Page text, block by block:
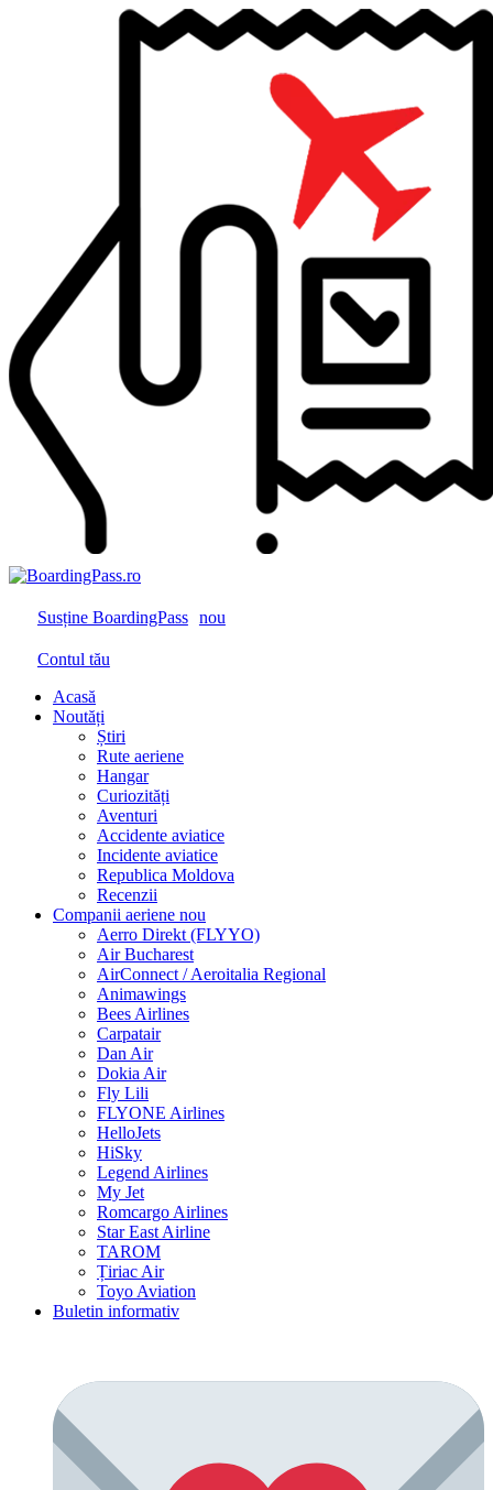
Susține BoardingPass nou
Contul tău
Acasă
Noutăți
Știri
Rute aeriene
Hangar
Curiozități
Aventuri
Accidente aviatice
Incidente aviatice
Republica Moldova
Recenzii
Companii aeriene nou
Aerro Direkt (FLYYO)
Air Bucharest
AirConnect / Aeroitalia Regional
Animawings
Bees Airlines
Carpatair
Dan Air
Dokia Air
Fly Lili
FLYONE Airlines
HelloJets
HiSky
Legend Airlines
My Jet
Romcargo Airlines
Star East Airline
TAROM
Țiriac Air
Toyo Aviation
Buletin informativ